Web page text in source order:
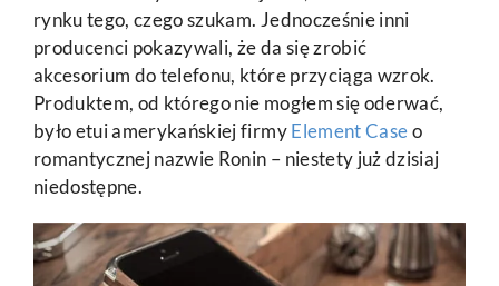
rynku tego, czego szukam. Jednocześnie inni
producenci pokazywali, że da się zrobić
akcesorium do telefonu, które przyciąga wzrok.
Produktem, od którego nie mogłem się oderwać,
było etui amerykańskiej firmyElement Caseo
romantycznej nazwie Ronin – niestety już dzisiaj
niedostępne.